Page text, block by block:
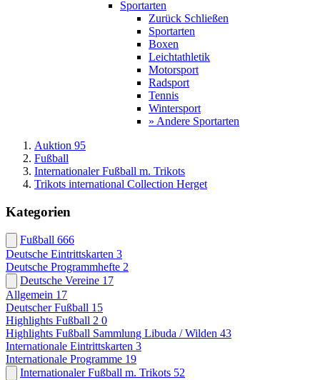
Sportarten
Zurück Schließen
Sportarten
Boxen
Leichtathletik
Motorsport
Radsport
Tennis
Wintersport
» Andere Sportarten
Auktion 95
Fußball
Internationaler Fußball m. Trikots
Trikots international Collection Herget
Kategorien
Fußball 666
Deutsche Eintrittskarten 3
Deutsche Programmhefte 2
Deutsche Vereine 17
Allgemein 17
Deutscher Fußball 15
Highlights Fußball 2 0
Highlights Fußball Sammlung Libuda / Wilden 43
Internationale Eintrittskarten 3
Internationale Programme 19
Internationaler Fußball m. Trikots 52